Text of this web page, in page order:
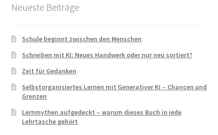
Neueste Beiträge
Schule beginnt zwischen den Menschen
Schreiben mit KI: Neues Handwerk oder nur neu sortiert?
Zeit für Gedanken
Selbstorganisiertes Lernen mit Generativer KI – Chancen und
Grenzen
Lernmythen aufgedeckt – warum dieses Buch in jede
Lehrtasche gehört